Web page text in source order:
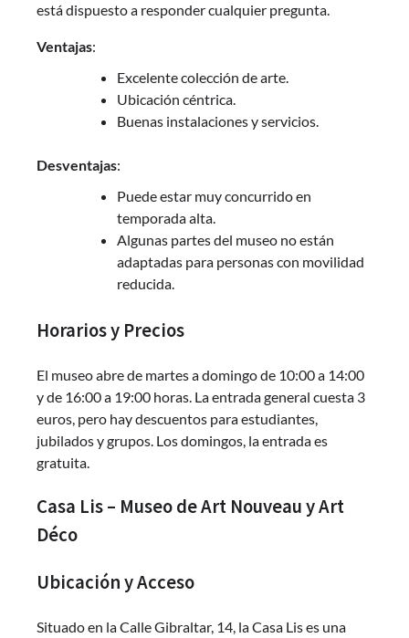
está dispuesto a responder cualquier pregunta.
Ventajas:
Excelente colección de arte.
Ubicación céntrica.
Buenas instalaciones y servicios.
Desventajas:
Puede estar muy concurrido en
temporada alta.
Algunas partes del museo no están
adaptadas para personas con movilidad
reducida.
Horarios y Precios
El museo abre de martes a domingo de 10:00 a 14:00
y de 16:00 a 19:00 horas. La entrada general cuesta 3
euros, pero hay descuentos para estudiantes,
jubilados y grupos. Los domingos, la entrada es
gratuita.
Casa Lis – Museo de Art Nouveau y Art
Déco
Ubicación y Acceso
Situado en la Calle Gibraltar, 14, la Casa Lis es una